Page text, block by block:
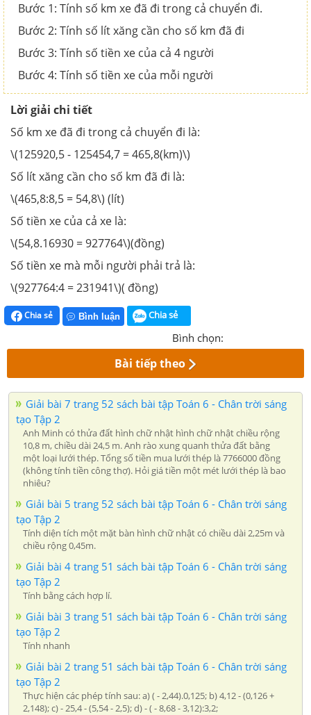
Bước 1: Tính số km xe đã đi trong cả chuyển đi.
Bước 2: Tính số lít xăng cần cho số km đã đi
Bước 3: Tính số tiền xe của cả 4 người
Bước 4: Tính số tiền xe của mỗi người
Lời giải chi tiết
Số km xe đã đi trong cả chuyển đi là:
\(125920,5 - 125454,7 = 465,8(km)\)
Số lít xăng cần cho số km đã đi là:
\(465,8:8,5 = 54,8\) (lít)
Số tiền xe của cả xe là:
\(54,8.16930 = 927764\)(đồng)
Số tiền xe mà mỗi người phải trả là:
\(927764:4 = 231941\)( đồng)
Chia sẻ Bình luận Chia sẻ
Bình chọn:
Bài tiếp theo
Giải bài 7 trang 52 sách bài tập Toán 6 - Chân trời sáng
tạo Tập 2
Anh Minh có thửa đất hình chữ nhật hình chữ nhật chiều rộng
10,8 m, chiều dài 24,5 m. Anh rào xung quanh thửa đất bằng
một loại lưới thép. Tổng số tiền mua lưới thép là 7766000 đồng
(không tính tiền công thợ). Hỏi giá tiền một mét lưới thép là bao
nhiêu?
Giải bài 5 trang 52 sách bài tập Toán 6 - Chân trời sáng
tạo Tập 2
Tính diện tích một mặt bàn hình chữ nhật có chiều dài 2,25m và
chiều rộng 0,45m.
Giải bài 4 trang 51 sách bài tập Toán 6 - Chân trời sáng
tạo Tập 2
Tính bằng cách hợp lí.
Giải bài 3 trang 51 sách bài tập Toán 6 - Chân trời sáng
tạo Tập 2
Tính nhanh
Giải bài 2 trang 51 sách bài tập Toán 6 - Chân trời sáng
tạo Tập 2
Thực hiện các phép tính sau: a) ( - 2,44).0,125; b) 4,12 - (0,126 +
2,148); c) - 25,4 - (5,54 - 2,5); d) - ( - 8,68 - 3,12):3,2;